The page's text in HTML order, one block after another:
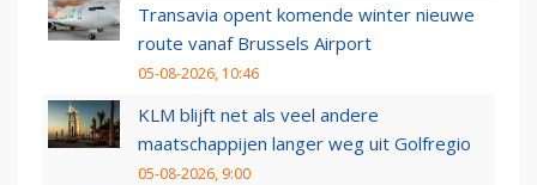
Transavia opent komende winter nieuwe
route vanaf Brussels Airport
05-08-2026, 10:46
KLM blijft net als veel andere
maatschappijen langer weg uit Golfregio
05-08-2026, 9:00